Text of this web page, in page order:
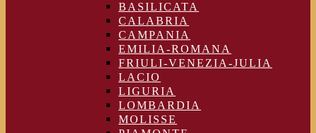
BASILICATA
CALABRIA
CAMPANIA
EMILIA-ROMANA
FRIULI-VENEZIA-JULIA
LACIO
LIGURIA
LOMBARDIA
MOLISSE